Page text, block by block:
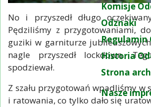
Komisje
Odznaki
Regulamin
Historia
Strona
Nasze
No i przyszedł długo
Pędziliśmy z przygotowaniami,
guziki w garniturze
nagle przyszedł lockdown.
spodziewał.
Z szału przygotowań wpadliśmy w
i ratowania, co tylko dało się